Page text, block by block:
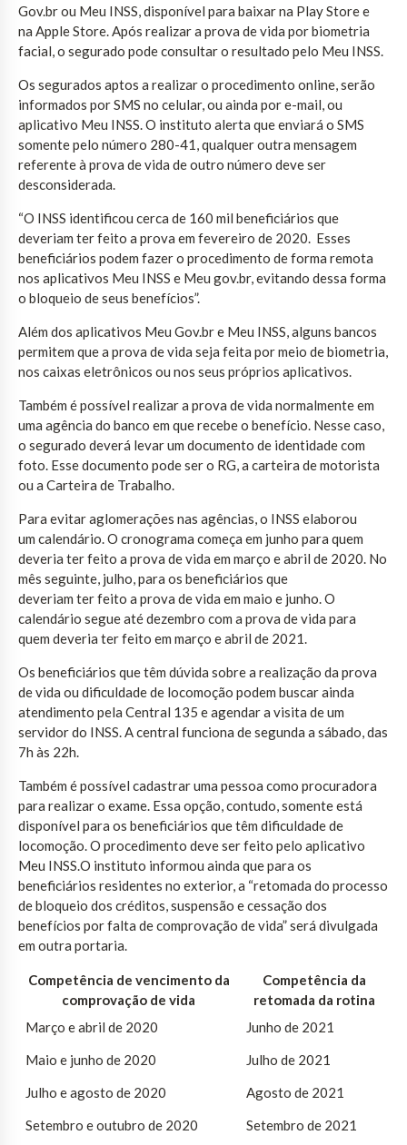
Gov.br ou Meu INSS, disponível para baixar na Play Store e
na Apple Store. Após realizar a prova de vida por biometria
facial, o segurado pode consultar o resultado pelo Meu INSS.
Os segurados aptos a realizar o procedimento online, serão
informados por SMS no celular, ou ainda por e-mail, ou
aplicativo Meu INSS. O instituto alerta que enviará o SMS
somente pelo número 280-41, qualquer outra mensagem
referente à prova de vida de outro número deve ser
desconsiderada.
“O INSS identificou cerca de 160 mil beneficiários que
deveriam ter feito a prova em fevereiro de 2020. Esses
beneficiários podem fazer o procedimento de forma remota
nos aplicativos Meu INSS e Meu gov.br, evitando dessa forma
o bloqueio de seus benefícios”.
Além dos aplicativos Meu Gov.br e Meu INSS, alguns bancos
permitem que a prova de vida seja feita por meio de biometria,
nos caixas eletrônicos ou nos seus próprios aplicativos.
Também é possível realizar a prova de vida normalmente em
uma agência do banco em que recebe o benefício. Nesse caso,
o segurado deverá levar um documento de identidade com
foto. Esse documento pode ser o RG, a carteira de motorista
ou a Carteira de Trabalho.
Para evitar aglomerações nas agências, o INSS elaborou
um calendário. O cronograma começa em junho para quem
deveria ter feito a prova de vida em março e abril de 2020. No
mês seguinte, julho, para os beneficiários que
deveriam ter feito a prova de vida em maio e junho. O
calendário segue até dezembro com a prova de vida para
quem deveria ter feito em março e abril de 2021.
Os beneficiários que têm dúvida sobre a realização da prova
de vida ou dificuldade de locomoção podem buscar ainda
atendimento pela Central 135 e agendar a visita de um
servidor do INSS. A central funciona de segunda a sábado, das
7h às 22h.
Também é possível cadastrar uma pessoa como procuradora
para realizar o exame. Essa opção, contudo, somente está
disponível para os beneficiários que têm dificuldade de
locomoção. O procedimento deve ser feito pelo aplicativo
Meu INSS.O instituto informou ainda que para os
beneficiários residentes no exterior, a “retomada do processo
de bloqueio dos créditos, suspensão e cessação dos
benefícios por falta de comprovação de vida” será divulgada
em outra portaria.
Competência de vencimento da
comprovação de vida
Competência da
retomada da rotina
Março e abril de 2020
Junho de 2021
Maio e junho de 2020
Julho de 2021
Julho e agosto de 2020
Agosto de 2021
Setembro e outubro de 2020
Setembro de 2021